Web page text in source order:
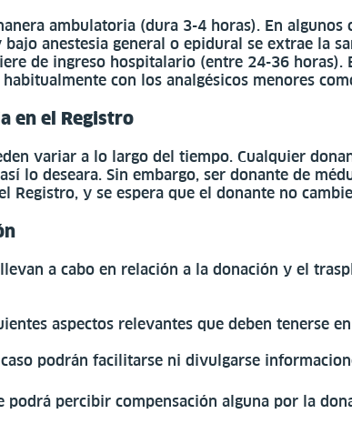
ambulatoria (dura 3-4 horas). En
anestesia general o epidural se extrae la
de ingreso hospitalario (entre 24-36
con los analgésicos menores
en el Registro
variar a lo largo del tiempo. Cualquier
lo deseara. Sin embargo, ser donante de
Registro, y se espera que el donante no
a cabo en relación a la donación y el
aspectos relevantes que deben tenerse
podrán facilitarse ni divulgarse
podrá percibir compensación alguna por la